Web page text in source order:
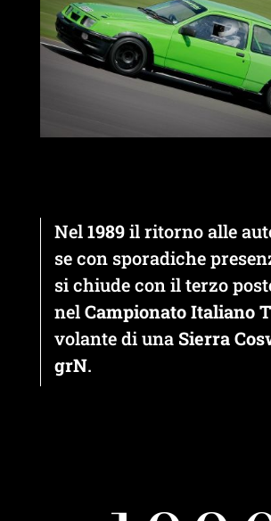
Nel1989il ritorno alle
se con sporadiche
si chiude con il terzo
nelCampionato Italiano
volante di una Sierra
grN.